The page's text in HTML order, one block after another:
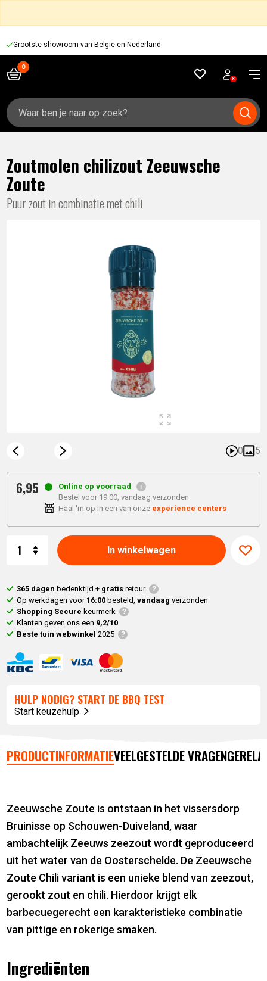
Grootste showroom van België en Nederland
Zoeken
naar:
Zoutmolen chilizout Zeeuwsche
Zoute
Puur zout in combinatie met chili
0 5
6,95
Online op voorraad
Bestel voor 19:00, vandaag verzonden
Haal 'm op in een van onze experience centers
In winkelwagen
365 dagen bedenktijd + gratisretour
Op werkdagen voor 16:00 besteld,vandaag verzonden
Shopping Secure keurmerk
Klanten geven ons een 9,2/10
Beste tuin webwinkel 2025
HULP NODIG? START DE BBQ TEST
Start keuzehulp
PRODUCTINFORMATIEVEELGESTELDE VRAGEN
Zeeuwsche Zoute is ontstaan in het vissersdorp
Bruinisse op Schouwen-Duiveland, waar
ambachtelijk Zeeuws zeezout wordt geproduceerd
uit het water van de Oosterschelde. De Zeeuwsche
Zoute Chili variant is een unieke blend van zeezout,
gerookt zout en chili. Hierdoor krijgt elk
barbecuegerecht een karakteristieke combinatie
van pittige en rokerige smaken.
Ingrediënten